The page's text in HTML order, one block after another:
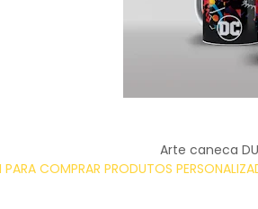
Arte caneca
COMPRAR PRODUTOS